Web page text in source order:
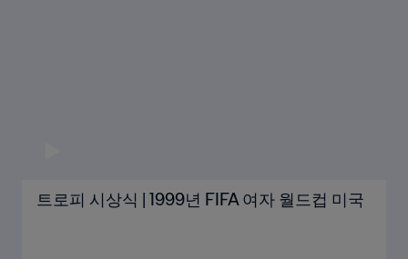
트로피 시상식 | 1999년 FIFA 여자 월드컵 미국